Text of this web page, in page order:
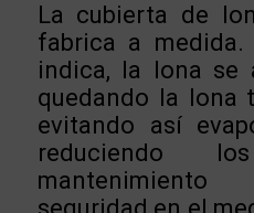
La cubierta de
fabrica a medida.
indica, la lona se
quedando la lona
evitando así
reduciendo